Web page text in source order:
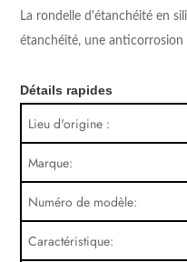
La rondelle d'étanchéité en
étanchéité, une
Détails rapides
Lieu d'origine :
Marque:
Numéro de modèle:
Caractéristique: